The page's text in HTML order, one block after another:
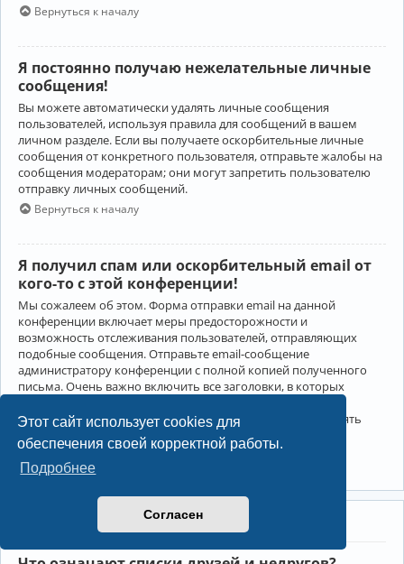
Этот сайт использует cookies для
обеспечения своей корректной работы.
Подробнее
Согласен
Вернуться к началу
Я постоянно получаю нежелательные личные
сообщения!
Вы можете автоматически удалять личные сообщения
пользователей, используя правила для сообщений в вашем
личном разделе. Если вы получаете оскорбительные личные
сообщения от конкретного пользователя, отправьте жалобы на
сообщения модераторам; они могут запретить пользователю
отправку личных сообщений.
Вернуться к началу
Я получил спам или оскорбительный email от
кого-то с этой конференции!
Мы сожалеем об этом. Форма отправки email на данной
конференции включает меры предосторожности и
возможность отслеживания пользователей, отправляющих
подобные сообщения. Отправьте email-сообщение
администратору конференции с полной копией полученного
письма. Очень важно включить все заголовки, в которых
Администратор конференции сможет в этом случае принять
меры.
Друзья и недруги